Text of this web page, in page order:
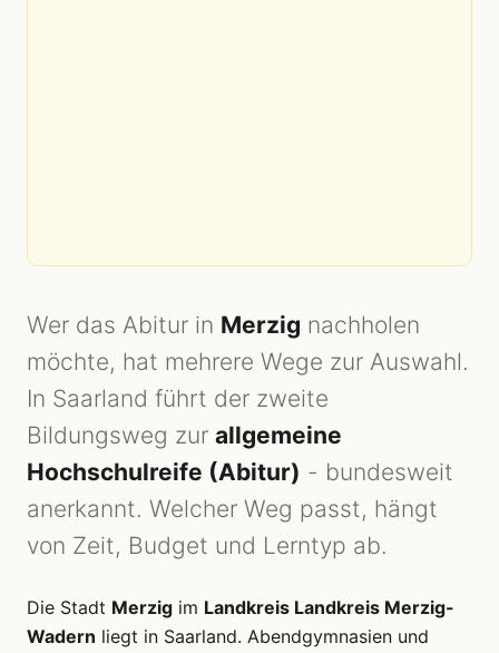
Wer das Abitur in Merzig nachholen
möchte, hat mehrere Wege zur Auswahl.
In Saarland führt der zweite
Bildungsweg zur allgemeine
Hochschulreife (Abitur) - bundesweit
anerkannt. Welcher Weg passt, hängt
von Zeit, Budget und Lerntyp ab.
Die Stadt Merzig im Landkreis Landkreis Merzig-
Wadern liegt in Saarland. Abendgymnasien und